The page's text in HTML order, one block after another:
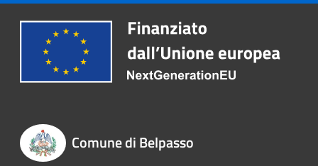
Comune di Belpasso